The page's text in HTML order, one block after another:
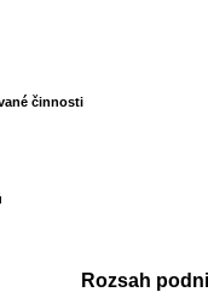
činnosti
Rozsah